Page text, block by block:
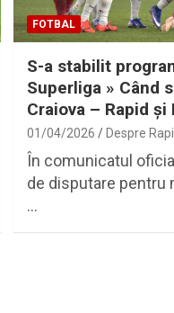
FOTBAL
S-a stabilit
Superliga » Când
Craiova – Rapid și
01/04/2026 Despre
În comunicatul
de disputare pentru
…